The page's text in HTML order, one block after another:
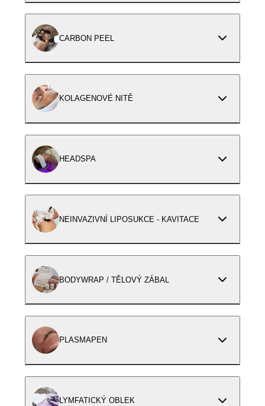
CARBON PEEL
KOLAGENOVÉ NITĚ
HEADSPA
NEINVAZIVNÍ LIPOSUKCE - KAVITACE
BODYWRAP / TĚLOVÝ ZÁBAL
PLASMAPEN
LYMFATICKÝ OBLEK